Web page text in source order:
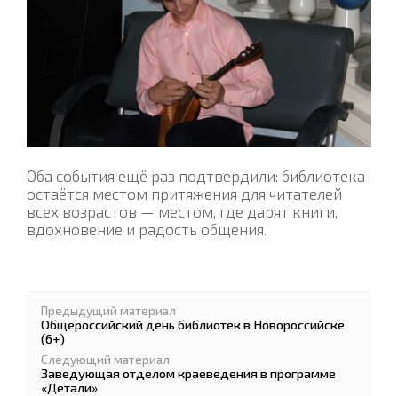
Оба события ещё раз подтвердили: библиотека
остаётся местом притяжения для читателей
всех возрастов — местом, где дарят книги,
вдохновение и радость общения.
Предыдущий материал
Общероссийский день библиотек в Новороссийске
(6+)
Следующий материал
Заведующая отделом краеведения в программе
«Детали»